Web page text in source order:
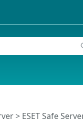
> ESET Safe